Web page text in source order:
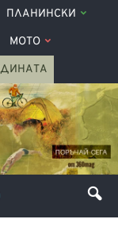
ПЛАНИНСКИ
МОТО